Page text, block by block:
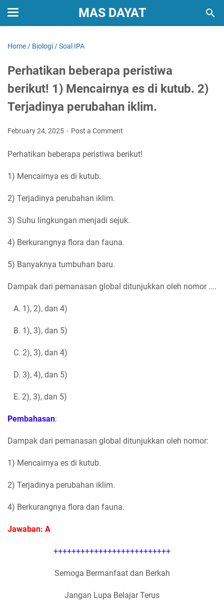
MAS DAYAT
Home / Biologi /Soal IPA
Perhatikan beberapa peristiwa
berikut! 1) Mencairnya es di kutub. 2)
Terjadinya perubahan iklim.
February 24, 2025 Post a Comment
Perhatikan beberapa peristiwa berikut!
1) Mencairnya es di kutub.
2) Terjadinya perubahan iklim.
3) Suhu lingkungan menjadi sejuk.
4) Berkurangnya flora dan fauna.
5) Banyaknya tumbuhan baru.
Dampak dari pemanasan global ditunjukkan oleh nomor ....
A. 1), 2), dan 4)
B. 1), 3), dan 5)
C. 2), 3), dan 4)
D. 3), 4), dan 5)
E. 2), 3), dan 5)
Pembahasan:
Dampak dari pemanasan global ditunjukkan oleh nomor:
1) Mencairnya es di kutub.
2) Terjadinya perubahan iklim.
4) Berkurangnya flora dan fauna.
Jawaban: A
++++++++++++++++++++++++++
Semoga Bermanfaat dan Berkah
Jangan Lupa Belajar Terus